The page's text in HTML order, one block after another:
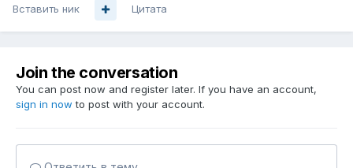
Вставить ник Цитата
Join the conversation
You can post now and register later. If you have an account,
sign in now to post with your account.